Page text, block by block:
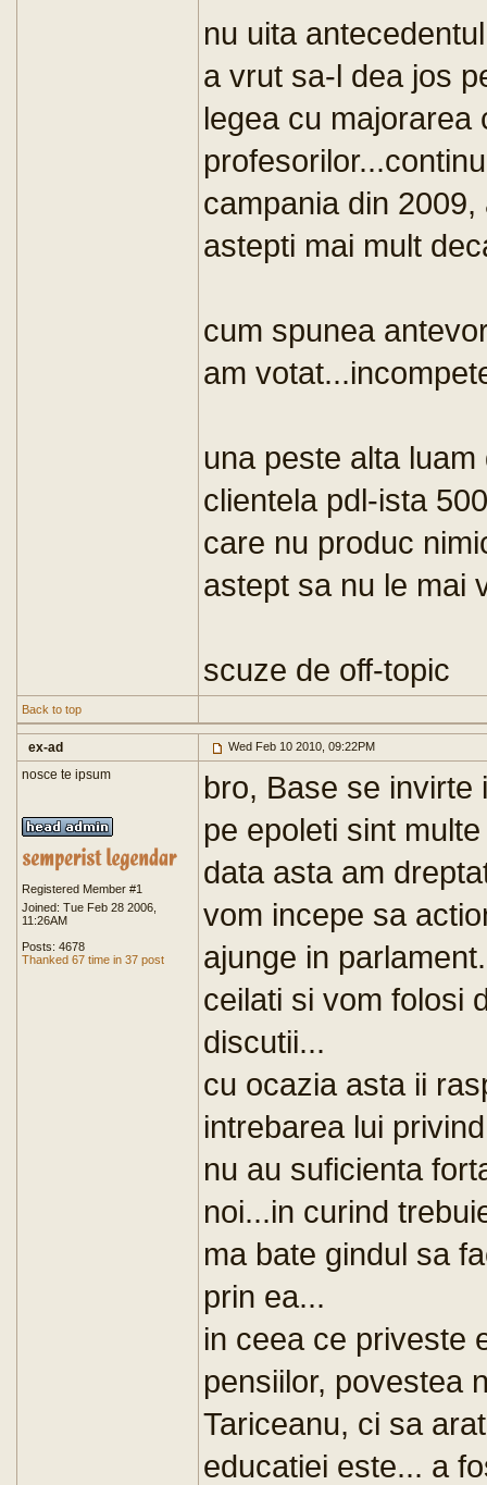
nu uita
a vrut sa-l dea jos
legea cu majorarea
campania din
astepti mai mult
cum spunea
am
una peste alta
clientela pdl-ista
care nu produc
astept sa nu le mai
scuze de off-topic
Back to top
ex-ad Wed Feb 10 2010, 09:22PM
nosce te ipsum
Registered Member #1
Joined: Tue Feb 28 2006,
11:26AM
Posts: 4678
Thanked 67 time in 37 post
bro, Base se invirte
pe epoleti sint
data asta am
vom incepe sa
ajunge in
ceilati si vom folosi
discutii...
cu ocazia asta ii
intrebarea lui
nu au suficienta
noi...in curind
ma bate gindul sa
prin ea...
in ceea ce priveste
pensiilor, povestea
Tariceanu, ci sa
educatiei este... a